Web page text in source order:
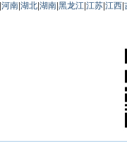
河南 湖北 湖南 黑龙江 江苏 江西